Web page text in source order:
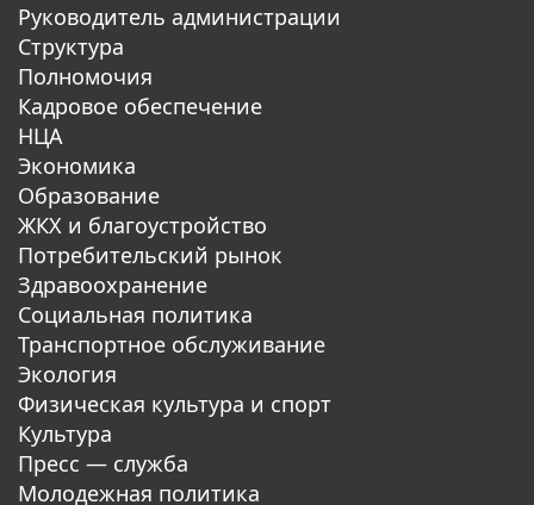
Руководитель администрации
Структура
Полномочия
Кадровое обеспечение
НЦА
Экономика
Образование
ЖКХ и благоустройство
Потребительский рынок
Здравоохранение
Социальная политика
Транспортное обслуживание
Экология
Физическая культура и спорт
Культура
Пресс — служба
Молодежная политика